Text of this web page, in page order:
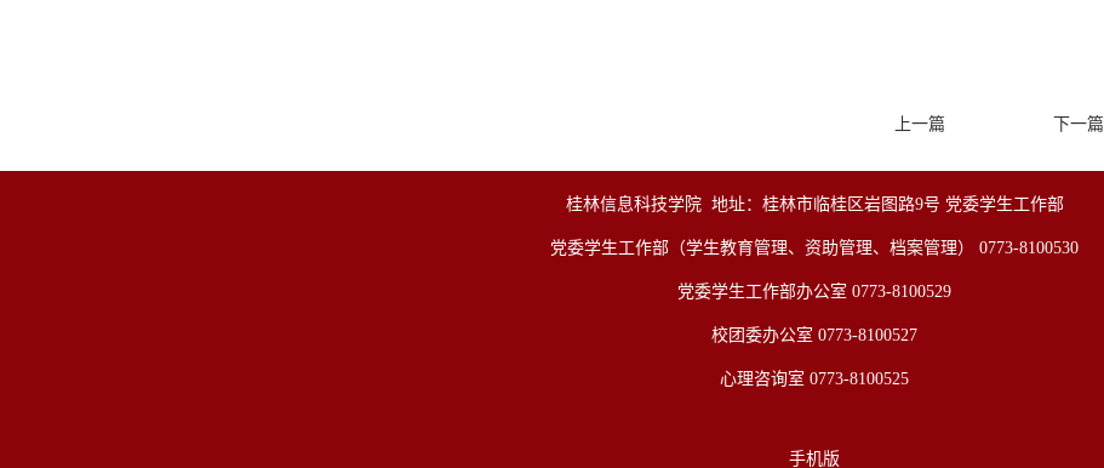
上一篇 下一篇
桂林信息科技学院 地址：桂林市临桂区岩图路9号 党委学生工作部
党委学生工作部（学生教育管理、资助管理、档案管理） 0773-8100530
党委学生工作部办公室 0773-8100529
校团委办公室 0773-8100527
心理咨询室 0773-8100525
手机版